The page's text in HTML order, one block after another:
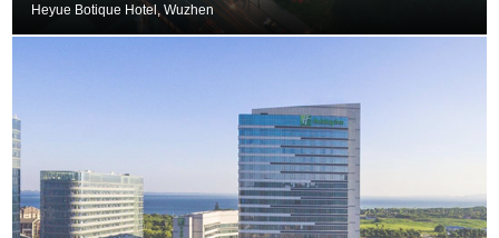
Heyue Botique Hotel, Wuzhen